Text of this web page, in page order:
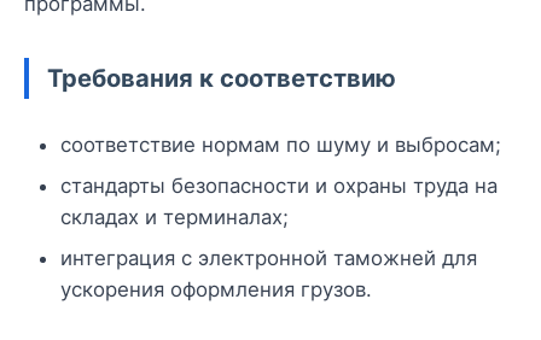
Требования к соответствию
соответствие нормам по шуму и выбросам;
стандарты безопасности и охраны труда на
складах и терминалах;
интеграция с электронной таможней для
ускорения оформления грузов.